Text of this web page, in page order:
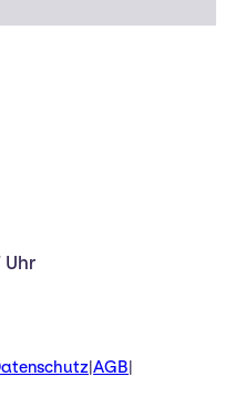
Uhr
AGB